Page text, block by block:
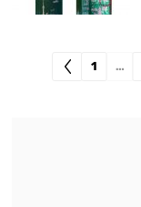
1 …